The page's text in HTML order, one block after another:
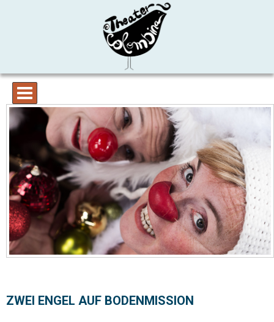
ZWEI ENGEL AUF BODENMISSION